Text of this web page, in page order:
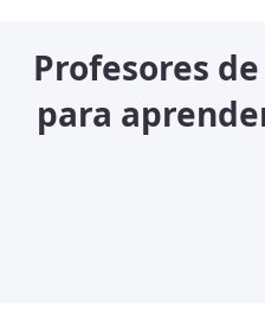
Profesores
para